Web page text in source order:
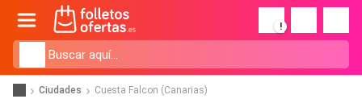
!
Ciudades Cuesta Falcon (Canarias)